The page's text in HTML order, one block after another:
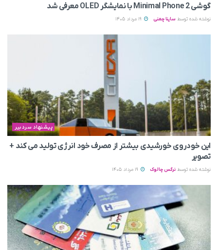
گوشی Minimal Phone 2 با نمایشگر OLED معرفی شد
نوشته شده توسط ساینا چمنی
پیشنهاد سردبیر
این خودروی خورشیدی بیشتر از مصرف خود انرژی تولید می‌ کند +
تصویر
نوشته شده توسط نرگس چالوک